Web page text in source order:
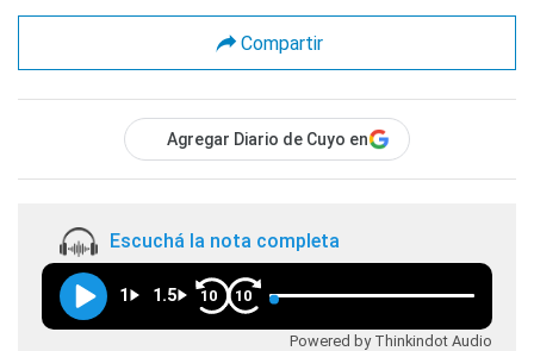
Compartir
Agregar Diario de Cuyo en
Escuchá la nota completa
1 1.5 10 10
Powered by Thinkindot Audio